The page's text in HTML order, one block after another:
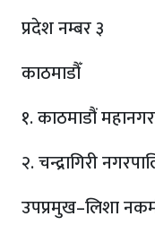
प्रदेश नम्बर ३
काठमाडौँ
१. काठमाडौं
२. चन्द्रागिरी
उपप्रमुख–लिशा